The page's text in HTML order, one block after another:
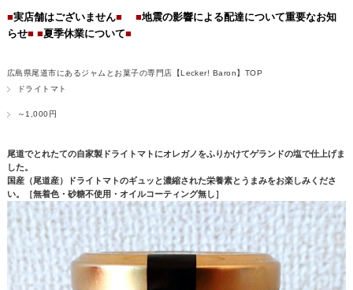
■実店舗はございません■ ■地震の影響による配達について重要なお知
らせ■ ■夏季休業について■
広島県尾道市にあるジャムとお菓子の専門店【Lecker! Baron】TOP
ドライトマト
～1,000円
尾道でとれたての自家製ドライトマトにオレガノをふりかけてゲランドの塩で仕上げま
した。
国産（尾道産）ドライトマトのギュッと濃縮された栄養素とうまみをお楽しみくださ
い。［無着色・砂糖不使用・オイルコーティング無し］